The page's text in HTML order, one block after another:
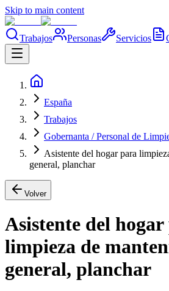
Skip to main content
Trabajos Personas Servicios
España
Trabajos
Gobernanta / Personal de
Asistente del hogar para
general, planchar
Volver
Asistente del
limpieza de
general, planchar